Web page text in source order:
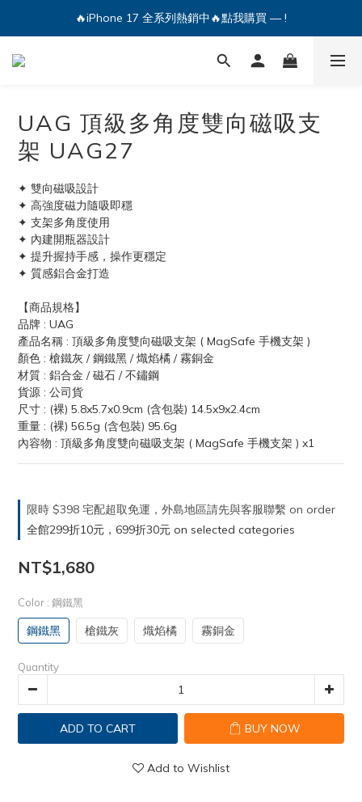
🔥iPhone 17 全系列熱銷中🔥點我購買 — !
🔥iPhone 17 全系列熱銷中🔥點我購買 — !
💕加入Q哥 Line 新好友領優惠券！🎫
UAG 頂級多角度雙向磁吸支
架 UAG27
✦ 雙向磁吸設計
✦ 高強度磁力隨吸即穩
✦ 支架多角度使用
✦ 內建開瓶器設計
✦ 提升握持手感，操作更穩定
✦ 質感鋁合金打造
【商品規格】
品牌 : UAG
產品名稱 : 頂級多角度雙向磁吸支架 ( MagSafe 手機支架 )
顏色 : 槍鐵灰 / 鋼鐵黑 / 熾焰橘 / 霧銅金
材質 : 鋁合金 / 磁石 / 不鏽鋼
貨源 : 公司貨
尺寸 : (裸) 5.8x5.7x0.9cm (含包裝) 14.5x9x2.4cm
重量 : (裸) 56.5g (含包裝) 95.6g
內容物 : 頂級多角度雙向磁吸支架 ( MagSafe 手機支架 ) x1
限時 $398 宅配超取免運，外島地區請先與客服聯繫 on order
全館299折10元，699折30元 on selected categories
NT$1,680
Color : 鋼鐵黑
鋼鐵黑 槍鐵灰 熾焰橘 霧銅金
Quantity
ADD TO CART BUY NOW
Add to Wishlist